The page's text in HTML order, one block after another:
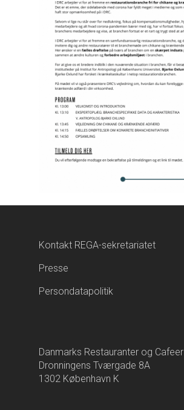
Kontakt REGA-sekretariatet
Presse
Persondatapolitik
Danmarks Restauranter og Cafeer
Dronningens Tværgade 8A
1302 København K